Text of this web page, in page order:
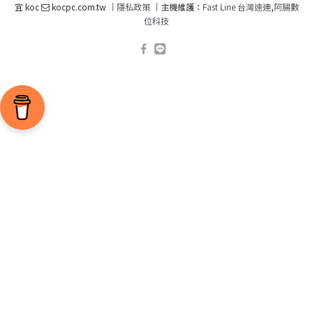
宜 koc
kocpc.com.tw ｜ 隱私政策｜主機維護： Fast Line 台灣速連,阿腸數
位科技